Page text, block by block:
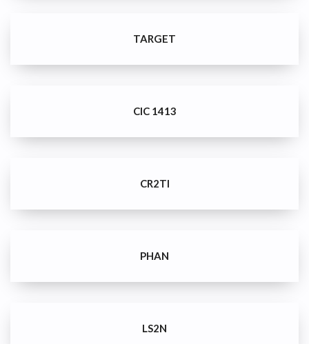
TARGET
CIC 1413
CR2TI
PHAN
LS2N